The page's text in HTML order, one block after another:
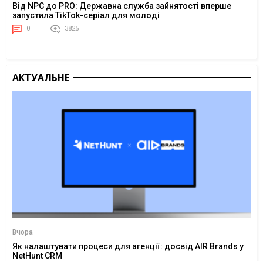
Від NPC до PRO: Державна служба зайнятості вперше
запустила TikTok-серіал для молоді
0 3825
АКТУАЛЬНЕ
Вчора
Як налаштувати процеси для агенції: досвід AIR Brands у
NetHunt CRM